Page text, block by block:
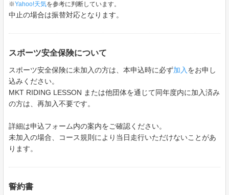
※Yahoo!天気を参考に判断しています。
中止の場合は振替対応となります。
スポーツ安全保険について
スポーツ安全保険に未加入の方は、本申込時に必ず加入をお申し
込みください。
MKT RIDING LESSON または他団体を通じて同年度内に加入済み
の方は、再加入不要です。
詳細は申込フォーム内の案内をご確認ください。
未加入の場合、コース規則により当日走行いただけないことがあ
ります。
誓約書